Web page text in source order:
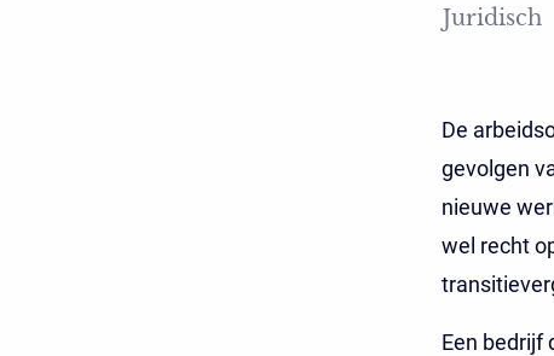
Juridisch
De
gevolgen
nieuwe
wel recht
Een bedrijf